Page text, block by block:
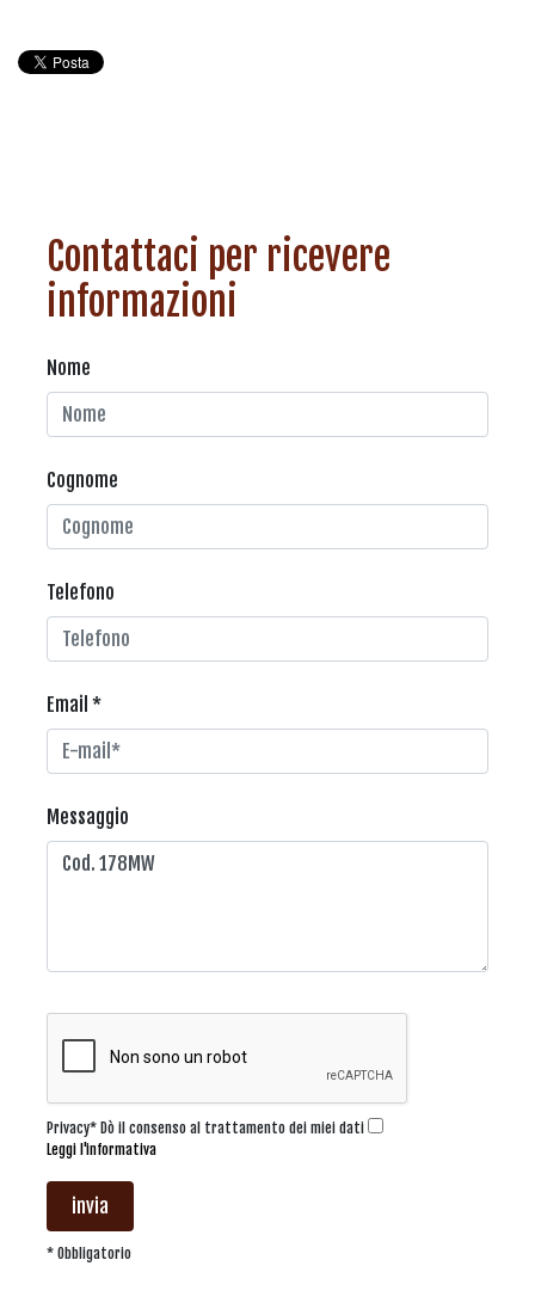
Contattaci per ricevere
informazioni
Nome
Cognome
Telefono
Email *
Messaggio
Privacy* Dò il consenso al trattamento dei miei dati
Leggi l'informativa
invia
* Obbligatorio